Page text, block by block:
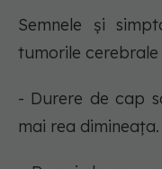
Semnele și
tumorile
- Durere de cap
mai rea dimineața.